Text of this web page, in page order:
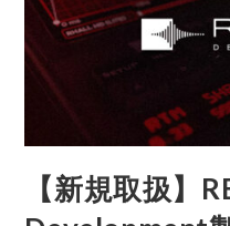
【新規取扱】